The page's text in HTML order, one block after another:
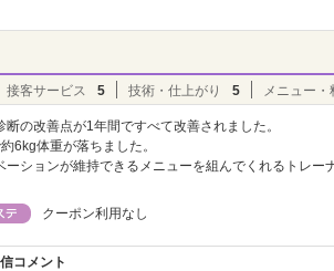
接客サービス 5 技術・仕上がり 5 メニュー・
の改善点が1年間ですべて改善されました。
6kg体重が落ちました。
ションが維持できるメニューを組んでくれるトレー
クーポン利用なし
コメント